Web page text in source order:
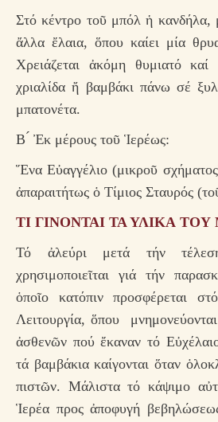
Στό κέντρο τοῦ μπόλ ἡ κανδήλα,
ἄλλα ἔλαια, ὅπου καίει μία
Χρειάζεται ἀκόμη θυμιατό
χριαλίδα ἤ βαμβάκι πάνω σέ
μπατονέτα.
Β ́ Ἐκ μέρους τοῦ Ἱερέως:
Ἕνα Εὐαγγέλιο (μικροῦ
ἀπαραιτήτως ὁ Τίμιος Σταυρός
ΤΙ ΓΙΝΟΝΤΑΙ ΤΑ ΥΛΙΚΑ
Τό ἀλεύρι μετά τήν
χρησιμοποιεῖται γιά τήν
ὁποῖο κατόπιν προσφέρεται
Λειτουργία, ὅπου
ἀσθενῶν πού ἔκαναν τό
τά βαμβάκια καίγονται ὅταν
πιστῶν. Μάλιστα τό κάψιμο
Ἱερέα προς ἀποφυγή